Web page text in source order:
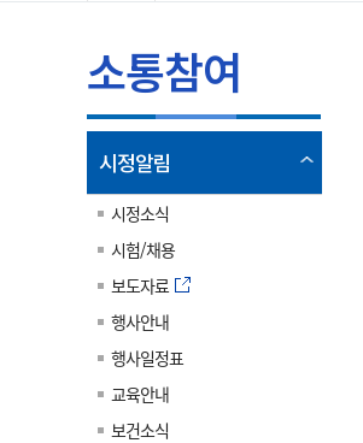
권
도
시
군
산
대표전화 063-454-4000
부서 및 담당자 연락처
전화번호안내
찾아오시는길
대표전화 063-454-4000
부서 및 담당자 연락처
전화번호안내
찾아오시는길
대표전화 063-454-4000
부서 및 담당자 연락처
전화번호안내
찾아오시는길
대표전화 063-454-4000
부서 및 담당자 연락처
전화번호안내
찾아오시는길
대표전화 063-454-4000
부서 및 담당자 연락처
전화번호안내
찾아오시는길
대표전화 063-454-4000
부서 및 담당자 연락처
전화번호안내
찾아오시는길
대표전화 063-454-4000
부서 및 담당자 연락처
전화번호안내
찾아오시는길
대표전화 063-454-4000
부서 및 담당자 연락처
전화번호안내
찾아오시는길
소통참여
시정알림
림
시정소식
시험/채용
보도자료
행사안내
행사일정표
교육안내
보건소식